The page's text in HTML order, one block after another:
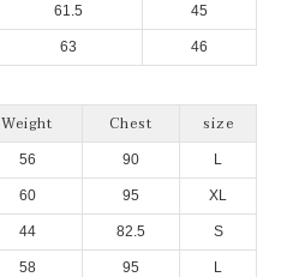
61.5 45
63 46
Weight Chest size
56 90 L
60 95 XL
44 82.5 S
58 95 L